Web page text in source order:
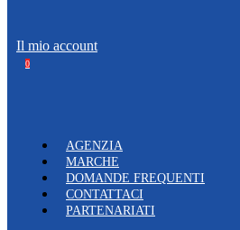
Il mio account
0
AGENZIA
MARCHE
DOMANDE FREQUENTI
CONTATTACI
PARTENARIATI